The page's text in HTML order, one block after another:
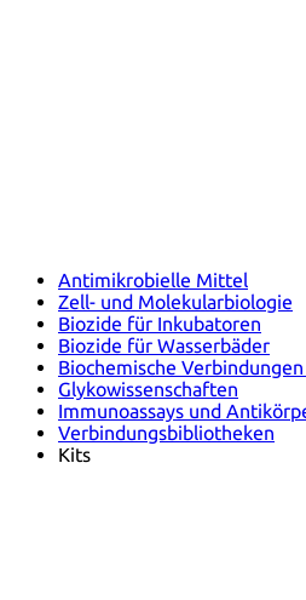
Antimikrobielle Mittel
Zell- und Molekularbiologie
Biozide für Inkubatoren
Biozide für Wasserbäder
Biochemische
Glykowissenschaften
Immunoassays und
Verbindungsbibliotheken
Kits